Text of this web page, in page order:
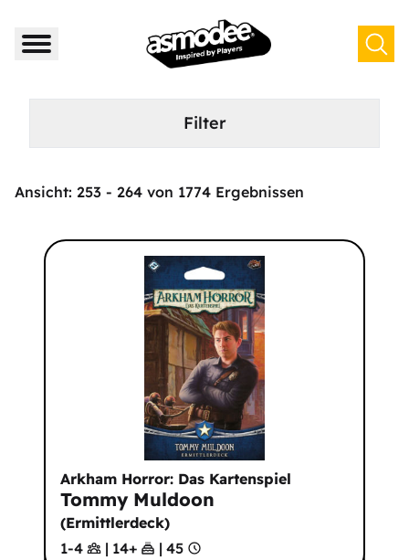
Filter
Ansicht: 253 - 264 von 1774 Ergebnissen
Arkham Horror: Das Kartenspiel
Tommy Muldoon
(Ermittlerdeck)
1-4
| 14+ | 45